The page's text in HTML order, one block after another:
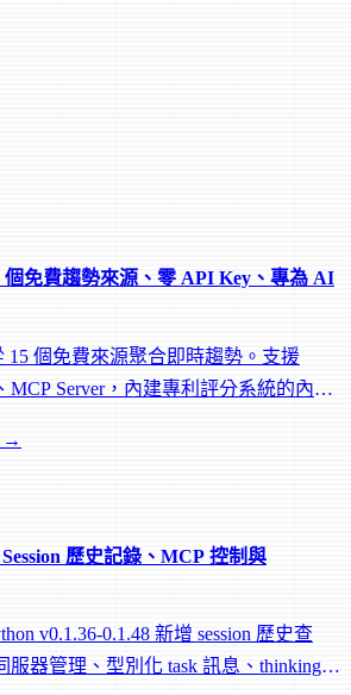
個免費趨勢來源、零 API Key、專為 AI
15 個免費來源聚合即時趨勢。支援
MCP Server，內建專利評分系統的內容
→
歷史記錄、MCP 控制與
v0.1.36-0.1.48 新增 session 歷史查
服器管理、型別化 task 訊息、thinking